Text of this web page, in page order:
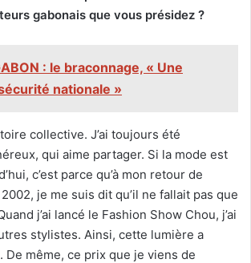
gabonais que vous présidez ?
: le braconnage, « Une
nationale »
collective. J’ai toujours été
qui aime partager. Si la mode est
c’est parce qu’à mon retour de
je me suis dit qu’il ne fallait pas que
j’ai lancé le Fashion Show Chou, j’ai
stylistes. Ainsi, cette lumière a
De même, ce prix que je viens de